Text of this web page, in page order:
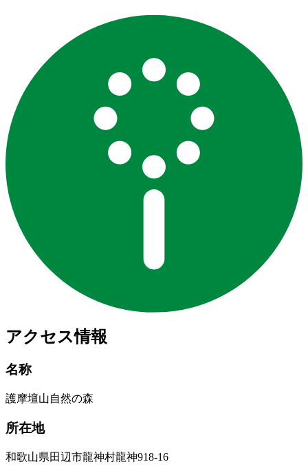
アクセス情報
名称
護摩壇山自然の森
所在地
和歌山県田辺市龍神村龍神918-16